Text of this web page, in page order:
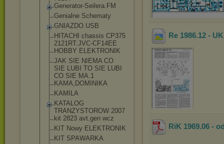
Generator-Seil era.FM
Genialne Schematy
GNIAZDO.USB
HITACHI chassis CP375
2121RT.JVC-CF14EE
HOBBY ELEKTRONIK
JAK SIE NIEMA CO
SIE LUBI TO SIE LUBI
CO SIE MA.1
KAMA,DOMINIKA
KAMILA
KATALOG
TRANZYSTOROW 2007
kit 2823 avt.gen wcz
KIT Nowy ELEKTRONIK
KIT SPAWARKA
Re 1986.12 -
RiK 1969.06 -